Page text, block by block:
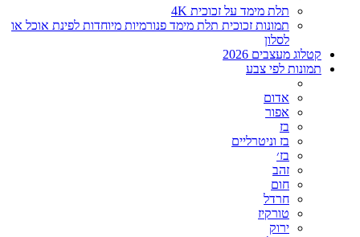
תלת מימד על זכוכית 4K
תמונות זכוכית תלת מימד פנורמיות מיוחדות לפינת אוכל או
לסלון
קטלוג מעצבים 2026
תמונות לפי צבע
אדום
אפור
בז
בז וניטרליים
בז׳
זהב
חום
חרדל
טורקיז
ירוק